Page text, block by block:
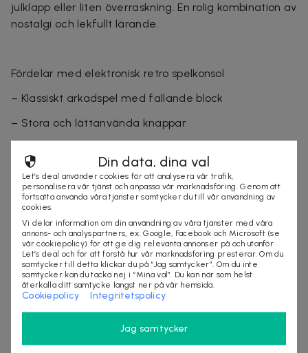
julklapp eller liten överraskning. En rolig kombination av
nostalgi och lekfullt lärande.
Fördelar med elektronisk retro spelkonsol
– Klassiskt arkadspel med fallande block
– Stora och lättanvända knappar
– Kompakt fickformat – lätt att ta med
– Enkel och intuitiv spelupplevelse
– Passar barn från 6 år
Tekniska specifikationer
– Material: plast
– Rekommenderad ålder: 6+
Din data, dina val
Let’s deal använder cookies för att analysera vår trafik,
personalisera vår tjänst och anpassa vår marknadsföring. Genom att
fortsätta använda våra tjänster samtycker du till vår användning av
cookies.
Vi delar information om din användning av våra tjänster med våra
annons- och analyspartners, ex. Google, Facebook och Microsoft (se
vår cookiepolicy) för att ge dig relevanta annonser på och utanför
Let’s deal och för att förstå hur vår marknadsföring presterar. Om du
samtycker till detta klickar du på “Jag samtycker”. Om du inte
samtycker kan du tacka nej i “Mina val”. Du kan när som helst
återkalla ditt samtycke längst ner på vår hemsida.
Cookiepolicy Integritetspolicy
Jag samtycker